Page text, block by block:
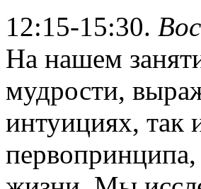
12:15-15:30.
На нашем
мудрости,
интуициях, так